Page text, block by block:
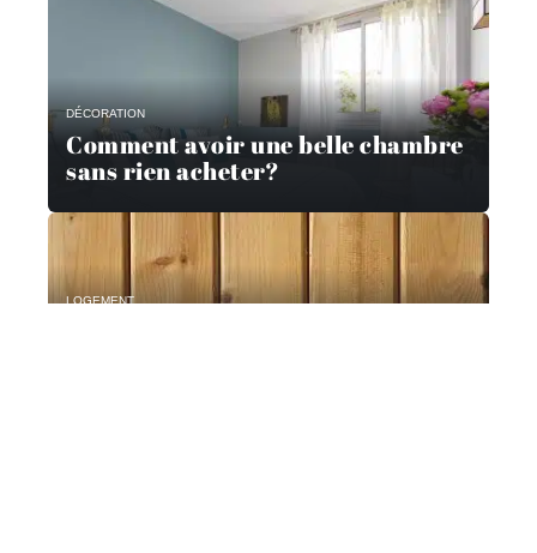
DÉCORATION
Comment avoir une belle chambre
sans rien acheter?
LOGEMENT